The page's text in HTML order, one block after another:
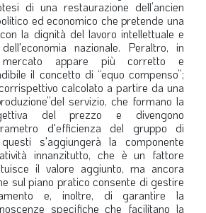
di una restaurazione dell’ancien
ed economico che pretende una
la dignità del lavoro intellettuale e
nazionale. Peraltro, in
mercato appare più corretto e
il concetto di “equo compenso”;
calcolato a partire da una
servizio, che formano la
del prezzo e divengono
d'efficienza del gruppo di
s'aggiungerà la componente
innanzitutto, che è un fattore
il valore aggiunto, ma ancora
sul piano pratico consente di gestire
e, inoltre, di garantire la
specifiche che facilitano la